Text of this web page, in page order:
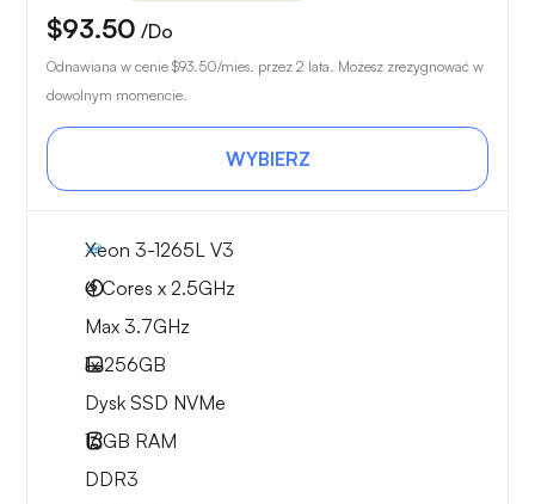
$93.50 /Do
Odnawiana w cenie $93.50/mies. przez 2 lata. Możesz zrezygnować w
dowolnym momencie.
WYBIERZ
Xeon 3-1265L V3
4 Cores x 2.5GHz
Max 3.7GHz
1x256GB
Dysk SSD NVMe
16GB RAM
DDR3